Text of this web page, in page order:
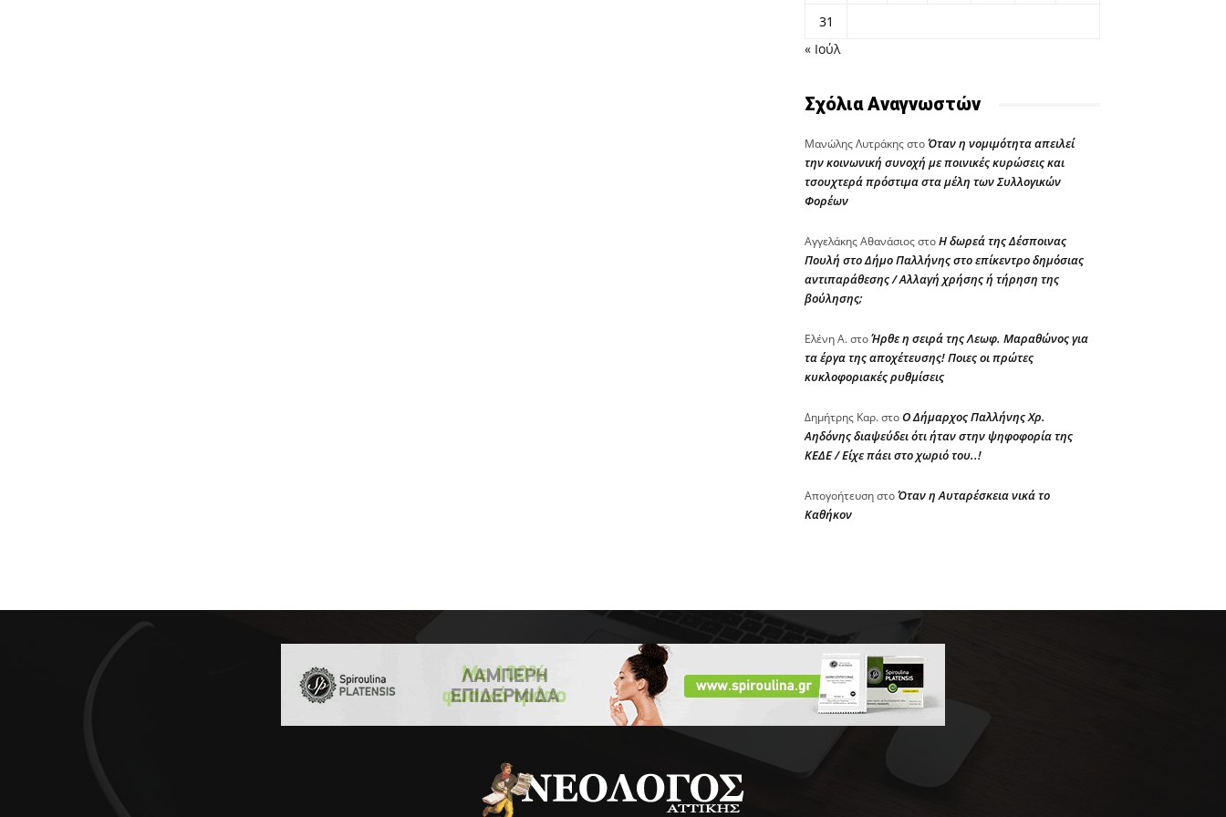
31
« Ιούλ
Σχόλια Αναγνωστών
Μανώλης ΛυτράκηςστοΌταν η νομιμότητα απειλεί
την κοινωνική συνοχή με ποινικές κυρώσεις και
τσουχτερά πρόστιμα στα μέλη των Συλλογικών
Φορέων
Αγγελάκης ΑθανάσιοςστοΗ δωρεά της Δέσποινας
Πουλή στο Δήμο Παλλήνης στο επίκεντρο δημόσιας
αντιπαράθεσης / Αλλαγή χρήσης ή τήρηση της
βούλησης;
Ελένη Α.στοΉρθε η σειρά της Λεωφ. Μαραθώνος για
τα έργα της αποχέτευσης! Ποιες οι πρώτες
κυκλοφοριακές ρυθμίσεις
Δημήτρης Καρ.στοΟ Δήμαρχος Παλλήνης Χρ.
Αηδόνης διαψεύδει ότι ήταν στην ψηφοφορία της
ΚΕΔΕ / Είχε πάει στο χωριό του..!
ΑπογοήτευσηστοΌταν η Αυταρέσκεια νικά το
Καθήκον